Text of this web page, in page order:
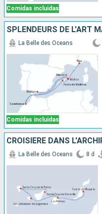
Comidas incluidas
Comidas incluidas
La Belle des Oceans
La Belle des Oceans 8 d